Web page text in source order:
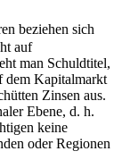
beziehen sich
auf
man Schuldtitel,
dem Kapitalmarkt
Zinsen aus.
Ebene, d. h.
keine
oder Regionen